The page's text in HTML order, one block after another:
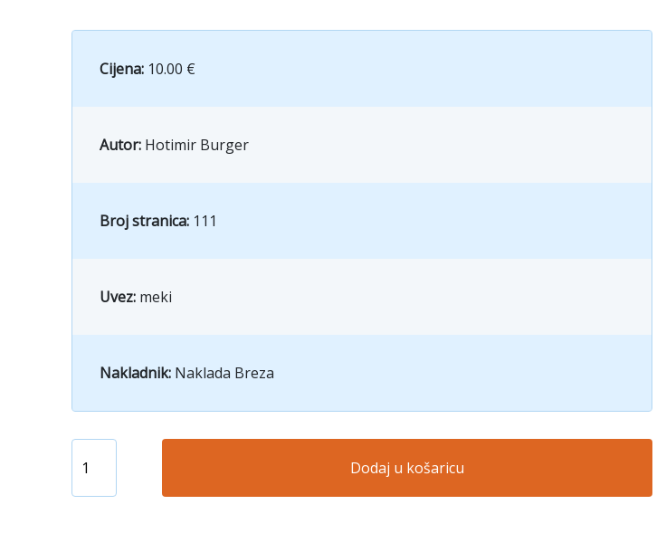
Cijena: 10.00 €
Autor: Hotimir Burger
Broj stranica: 111
Uvez: meki
Nakladnik: Naklada Breza
Dodaj u košaricu